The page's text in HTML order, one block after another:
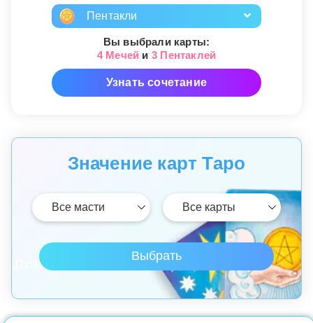
Пентакли
Вы выбрали карты:
4 Мечей и 3 Пентаклей
Узнать сочетание
Значение карт Таро